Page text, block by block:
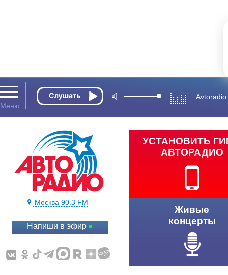
Avtoradio
Москва 90.3 FM
Напиши в эфир
УСТАНОВИТЬ
АВТОРАДИО
Живые
концерты